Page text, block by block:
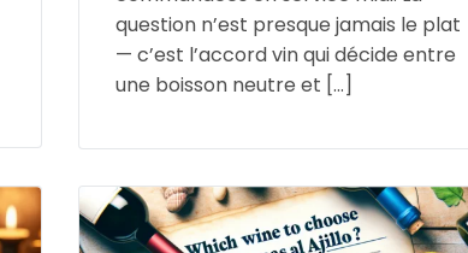
question n’est presque jamais le plat
— c’est l’accord vin qui décide entre
une boisson neutre et […]